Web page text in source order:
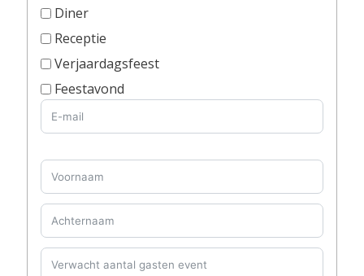
Diner
Receptie
Verjaardagsfeest
Feestavond